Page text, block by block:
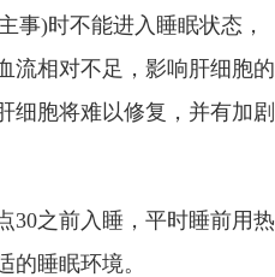
事)时不能进入睡眠状态，
流相对不足，影响肝细胞的
细胞将难以修复，并有加剧
30之前入睡，平时睡前用热
睡眠环境。